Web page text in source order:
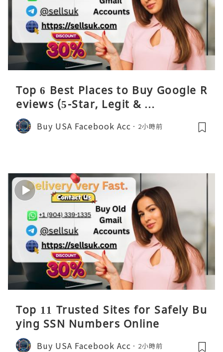
Top 6 Best Places to Buy Google R
eviews (5-Star, Legit & …
Buy USA Facebook Acc 2小時前
Top 11 Trusted Sites for Safely Bu
ying SSN Numbers Online
Buy USA Facebook Acc 2小時前